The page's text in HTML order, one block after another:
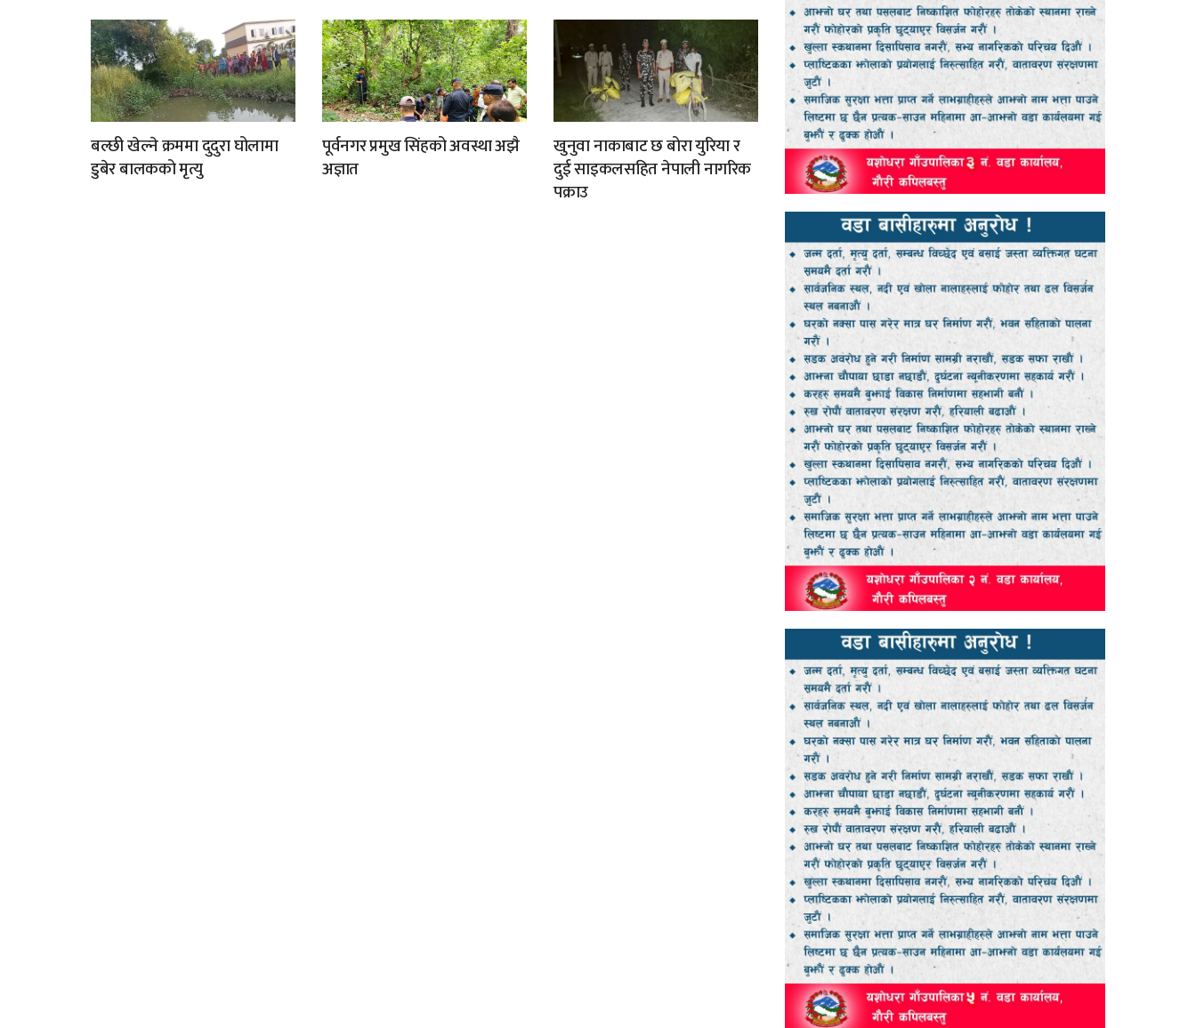
बल्छी खेल्ने क्रममा दुदुरा घोलामा
डुबेर बालकको मृत्यु
पूर्वनगर प्रमुख सिंहको अवस्था अझै
अज्ञात
खुनुवा नाकाबाट छ बोरा युरिया र
दुई साइकलसहित नेपाली नागरिक
पक्राउ